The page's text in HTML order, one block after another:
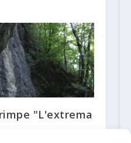
"L'extrema